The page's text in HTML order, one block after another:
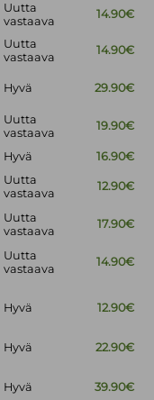
Uutta
vastaava
14.90€
Uutta
vastaava
14.90€
Hyvä 29.90€
Uutta
vastaava
19.90€
Hyvä 16.90€
Uutta
vastaava
12.90€
Uutta
vastaava
17.90€
Uutta
vastaava
14.90€
Hyvä 12.90€
Hyvä
22.90€
Hyvä 39.90€